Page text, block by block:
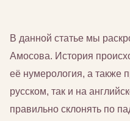
В данной статье мы
Амосова. История
её нумерология, а также
русском, так и на
правильно склонять по